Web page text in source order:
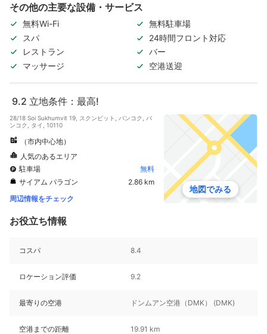
その他の主要な設備・サービス
無料Wi-Fi
無料駐車場
スパ
24時間フロント対応
レストラン
バー
マッサージ
空港送迎
9.2 立地条件：最高!
28/18 Soi Sukhumvit 19, スクンビット, バンコク, バ
ンコク, タイ, 10110
（市内中心地）
人気のあるエリア
駐車場
無料
サイアム パラゴン
2.86 km
周辺情報をチェック
地図でみる
お役立ち情報
コスパ 8.4
ロケーション評価 9.2
最寄りの空港 ドンムアン空港（DMK） (DMK)
空港までの距離 19.91 km